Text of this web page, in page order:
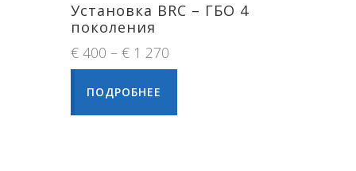
Установка BRC – ГБО 4
поколения
€ 400 – € 1 270
ПОДРОБНЕЕ